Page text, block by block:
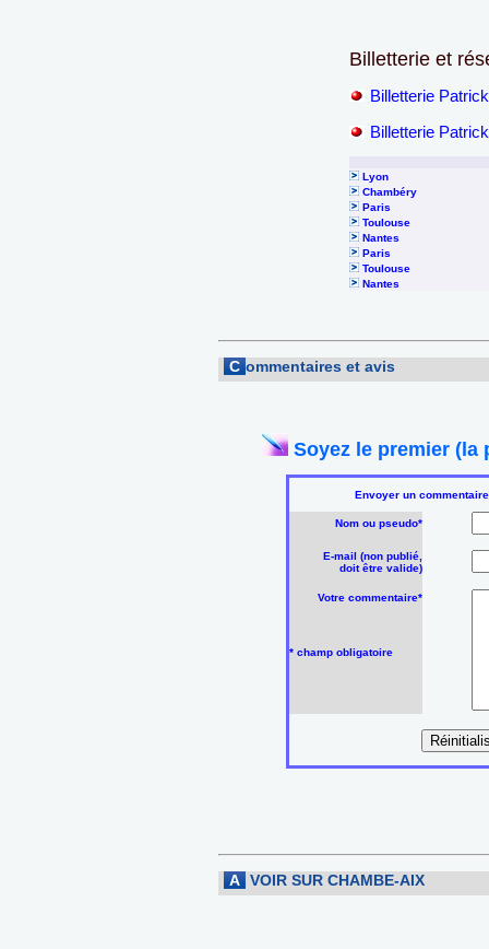
Billetterie et
Billetterie
Billetterie
Lyon
Chambéry
Paris
Toulouse
Nantes
Paris
Toulouse
Nantes
C ommentaires et avis
Soyez le premier (la
Envoyer un
Nom ou pseudo*
E-mail (non publié,
doit être valide)
Votre commentaire*
* champ obligatoire
A VOIR SUR CHAMBE-AIX